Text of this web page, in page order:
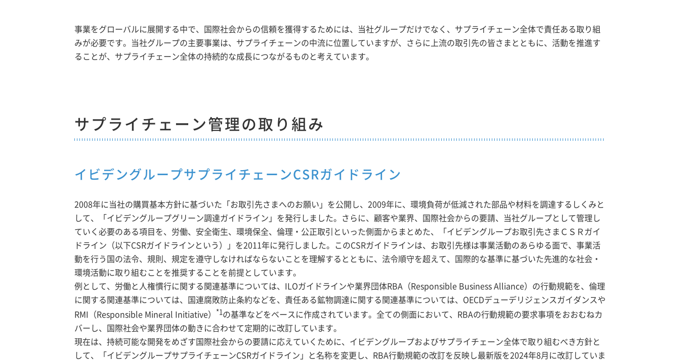
事業をグローバルに展開する中で、国際社会からの信頼を獲得するためには、当社グループだけでなく、サプライチェーン全体で責任ある取り組
みが必要です。当社グループの主要事業は、サプライチェーンの中流に位置していますが、さらに上流の取引先の皆さまとともに、活動を推進す
ることが、サプライチェーン全体の持続的な成長につながるものと考えています。
サプライチェーン管理の取り組み
イビデングループサプライチェーンCSRガイドライン
2008年に当社の購買基本方針に基づいた「お取引先さまへのお願い」を公開し、2009年に、環境負荷が低減された部品や材料を調達するしくみと
して、「イビデングループグリーン調達ガイドライン」を発行しました。さらに、顧客や業界、国際社会からの要請、当社グループとして管理し
ていく必要のある項目を、労働、安全衛生、環境保全、倫理・公正取引といった側面からまとめた、「イビデングループお取引先さまＣＳＲガイ
ドライン（以下CSRガイドラインという）」を2011年に発行しました。このCSRガイドラインは、お取引先様は事業活動のあらゆる面で、事業活
動を行う国の法令、規則、規定を遵守しなければならないことを理解するとともに、法令順守を超えて、国際的な基準に基づいた先進的な社会・
環境活動に取り組むことを推奨することを前提としています。
例として、労働と人権慣行に関する関連基準については、ILOガイドラインや業界団体RBA（Responsible Business Alliance）の行動規範を、倫理
に関する関連基準については、国連腐敗防止条約などを、責任ある鉱物調達に関する関連基準については、OECDデューデリジェンスガイダンスや
RMI（Responsible Mineral Initiative）
*1の基準などをベースに作成されています。全ての側面において、RBAの行動規範の要求事項をおおむねカ
バーし、国際社会や業界団体の動きに合わせて定期的に改訂しています。
現在は、持続可能な開発をめざす国際社会からの要請に応えていくために、イビデングループおよびサプライチェーン全体で取り組むべき方針と
して、「イビデングループサプライチェーンCSRガイドライン」と名称を変更し、RBA行動規範の改訂を反映し最新版を2024年8月に改訂していま